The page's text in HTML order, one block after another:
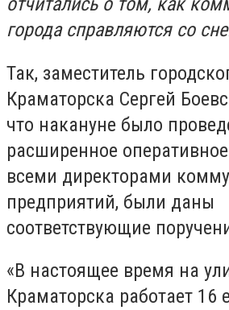
города справляются со
Так, заместитель
Краматорска Сергей
что накануне было
расширенное
всеми директорами
предприятий, были даны
соответствующие
«В настоящее время на
Краматорска работает 16